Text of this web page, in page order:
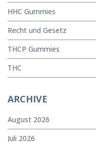
HHC Gummies
Recht und Gesetz
THCP Gummies
THC
ARCHIVE
August 2026
Juli 2026